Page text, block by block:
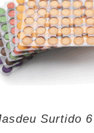
Surtido